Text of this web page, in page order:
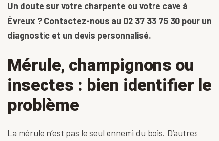
Un doute sur votre charpente ou votre cave à
Évreux ? Contactez-nous au 02 37 33 75 30 pour un
diagnostic et un devis personnalisé.
Mérule, champignons ou
insectes : bien identifier le
problème
La mérule n’est pas le seul ennemi du bois. D’autres